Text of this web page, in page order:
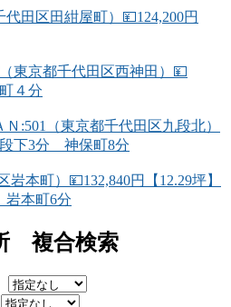
田区田紺屋町）💴124,200円
東京都千代田区西神田）💴
４分
:501（東京都千代田区九段北）
段下3分 神保町8分
本町）💴132,840円【12.29坪】
本町6分
複合検索